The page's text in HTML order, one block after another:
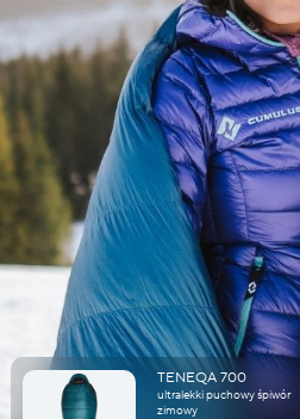
TENEQA 700
ultralekki puchowy śpiwór
zimowy